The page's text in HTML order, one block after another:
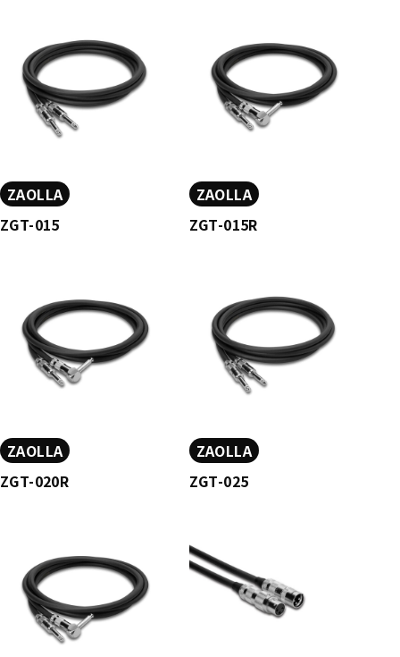
ZAOLLA
ZGT-015
ZAOLLA
ZGT-015R
ZAOLLA
ZGT-020R
ZAOLLA
ZGT-025